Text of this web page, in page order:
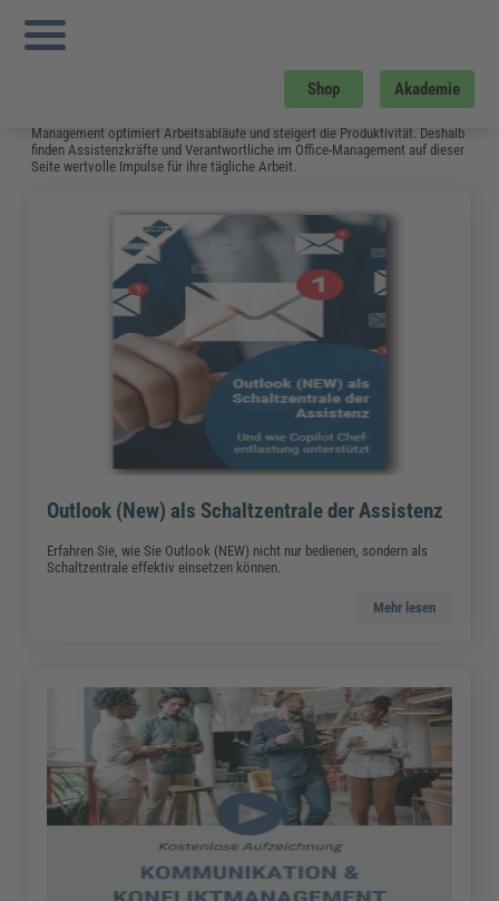
Shop Akademie
Sie sind hier:
Assistenz und Office-Management
moderne Büroorganisationund effizientes Office-
Zeitmanagement
Management optimiert Arbeitsabläufe und steigert die Produktivität. Deshalb
finden Assistenzkräfte und Verantwortliche im Office-Management auf dieser
Seite wertvolle Impulse für ihre tägliche Arbeit.
Outlook (New) als Schaltzentrale der Assistenz
Erfahren Sie, wie Sie Outlook (NEW) nicht nur bedienen, sondern als
Schaltzentrale effektiv einsetzen können.
Mehr lesen